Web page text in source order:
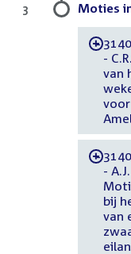
Moties
-
-
van
-
-
bij
van
3